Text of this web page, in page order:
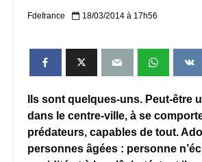
Fdefrance 18/03/2014 à 17h56
Ils sont quelques-uns. Peut-être
dans le centre-ville, à se
prédateurs, capables de tout.
personnes âgées : personne